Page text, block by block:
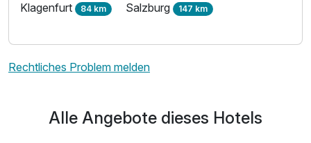
Klagenfurt 84 km Salzburg 147 km
Rechtliches Problem melden
Alle Angebote dieses Hotels